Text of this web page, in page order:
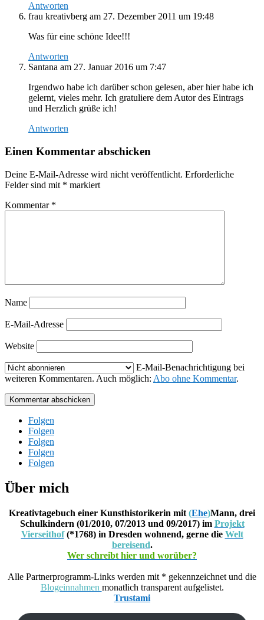
Antworten
frau kreativberg am 27. Dezember 2011 um 19:48
Was für eine schöne Idee!!!
Antworten
Santana am 27. Januar 2016 um 7:47
Irgendwo habe ich darüber schon gelesen, aber hier habe ich
gelernt, vieles mehr. Ich gratuliere dem Autor des Eintrags
und Herzlich grüße ich!
Antworten
Einen Kommentar abschicken
Deine E-Mail-Adresse wird nicht veröffentlicht. Erforderliche
Felder sind mit * markiert
Kommentar *
Name
E-Mail-Adresse
Website
E-Mail-Benachrichtigung bei
weiteren Kommentaren. Auch möglich: Abo ohne Kommentar.
Kommentar abschicken
Folgen
Folgen
Folgen
Folgen
Folgen
Über mich
Kreativtagebuch einer Kunsthistorikerin mit (Ehe)Mann, drei
Schulkindern (01/2010, 07/2013 und 09/2017) im Projekt
Vierseithof(*1768) in Dresden wohnend, gerne die Welt
bereisend.
Wer schreibt hier und worüber?
Alle Partnerprogramm-Links werden mit * gekennzeichnet und die
Blogeinnahmen monatlich transparent aufgelistet.
Trustami